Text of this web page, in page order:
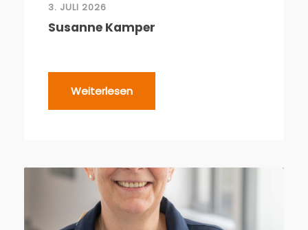
3. JULI 2026
Susanne Kamper
Weiterlesen